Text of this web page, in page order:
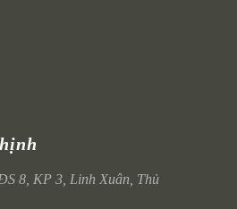
8, KP 3, Linh Xuân, Thủ